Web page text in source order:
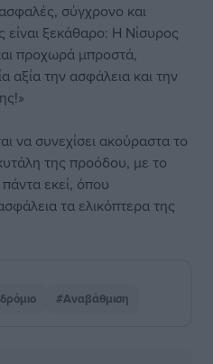
σύγχρονο και
είναι ξεκάθαρο: Η Νίσυρος
προχωρά μπροστά,
αξία την ασφάλεια και την
να συνεχίσει ακούραστα το
της προόδου, με το
εκεί, όπου
τα ελικόπτερα της
#Αναβάθμιση